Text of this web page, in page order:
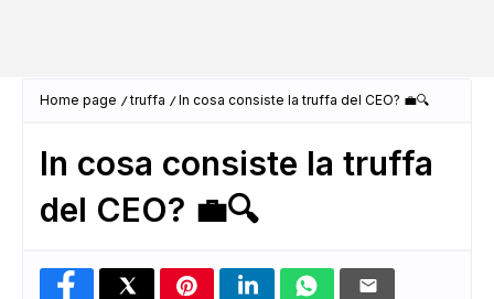
Home page truffa In cosa consiste la truffa del CEO? 💼🔍
In cosa consiste la truffa
del CEO? 💼🔍